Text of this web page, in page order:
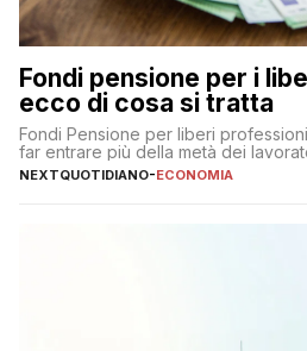
Fondi pensione per i
ecco di cosa si tratta
Fondi Pensione per liberi
far entrare più della metà dei
NEXTQUOTIDIANO-ECONOMIA